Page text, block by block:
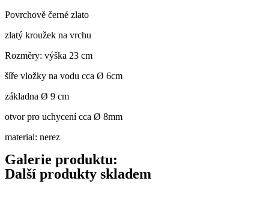
Povrchově černé zlato
zlatý kroužek na vrchu
Rozměry: výška 23 cm
šíře vložky na vodu cca Ø 6cm
základna Ø 9 cm
otvor pro uchycení cca Ø 8mm
material: nerez
Galerie produktu:
Další produkty skladem